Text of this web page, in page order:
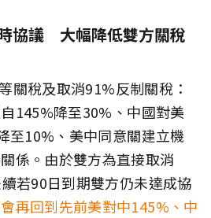
協議 大幅降低雙方關稅
關稅及取消91%反制關稅：
145%降至30%、中國對美
至10%、美中同意關建立機
係。由於雙方為直接取消
若90日到期雙方仍未達成協
再回到先前美對中145%、中